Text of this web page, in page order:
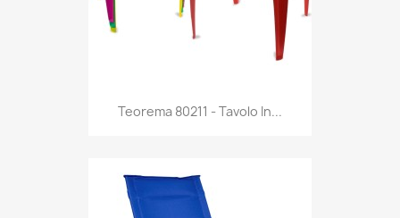
Anteprima
Teorema 80211 - Tavolo In...